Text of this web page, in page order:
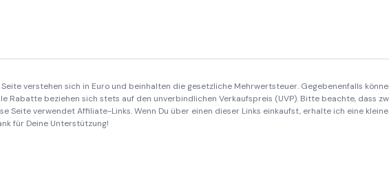
verstehen sich in Euro und beinhalten die gesetzliche Mehrwertsteuer. Gegebenenfalls
Rabatte beziehen sich stets auf den unverbindlichen Verkaufspreis (UVP). Bitte beachte, dass
Seite verwendet Affiliate-Links. Wenn Du über einen dieser Links einkaufst, erhalte ich eine
für Deine Unterstützung!